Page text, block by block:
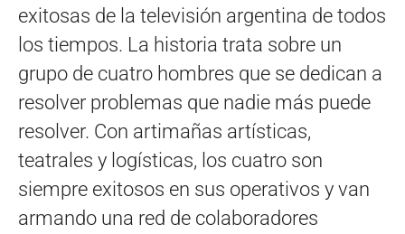
exitosas de la televisión argentina de todos
los tiempos. La historia trata sobre un
grupo de cuatro hombres que se dedican a
resolver problemas que nadie más puede
resolver. Con artimañas artísticas,
teatrales y logísticas, los cuatro son
siempre exitosos en sus operativos y van
armando una red de colaboradores